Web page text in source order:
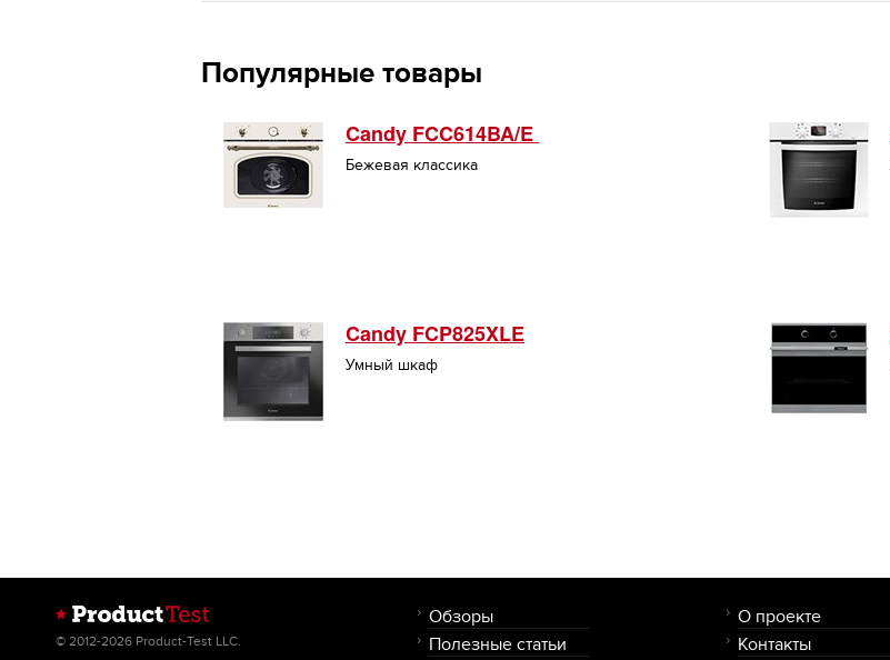
Популярные товары
Candy FCC614BA/E
Бежевая классика
Candy FCP825XLE
Умный шкаф
© 2012-2026 Product-Test LLC.
Обзоры
Полезные статьи
О проекте
Контакты